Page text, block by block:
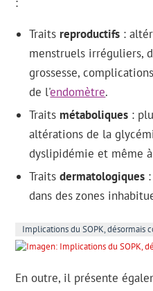
Traits reproductifs :
menstruels irréguliers,
grossesse,
de l'endomètre.
Traits métaboliques :
altérations de la
dyslipidémie et même
Traitsdermatologiques
dans des zones
Implications du SOPK, désormais
En outre, il présente